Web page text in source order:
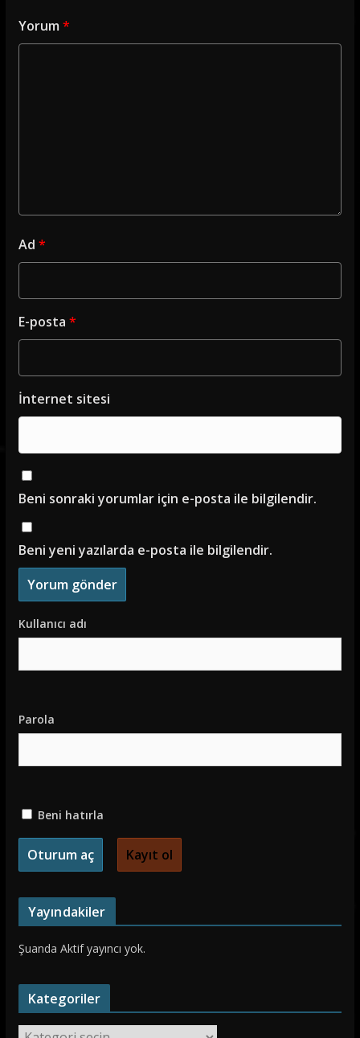
Yorum *
Ad *
E-posta *
İnternet sitesi
Beni sonraki yorumlar için e-posta ile bilgilendir.
Beni yeni yazılarda e-posta ile bilgilendir.
Kullanıcı adı
Parola
Beni hatırla
Kayıt ol
Yayındakiler
Şuanda Aktif yayıncı yok.
Kategoriler